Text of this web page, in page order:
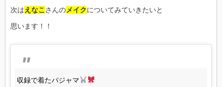
次はえなこ さんのメイクについてみていきたいと
思います！！
収録で着たパジャマ